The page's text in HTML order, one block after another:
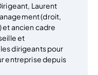
Laurent
(droit,
ancien cadre
et
dirigeants pour
entreprise depuis